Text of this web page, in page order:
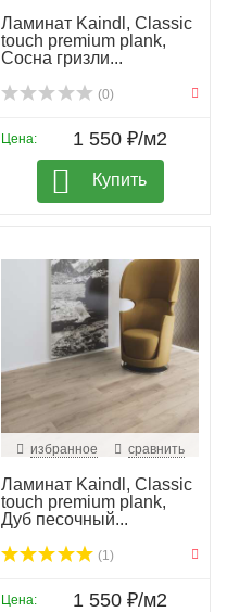
Ламинат Kaindl, Classic
touch premium plank,
Сосна гризли...
(0)
Цена: 1 550 ₽/м2
Купить
избранное сравнить
Ламинат Kaindl, Classic
touch premium plank,
Дуб песочный...
(1)
Цена: 1 550 ₽/м2